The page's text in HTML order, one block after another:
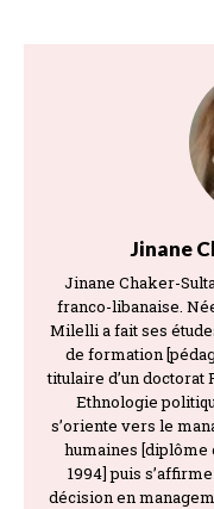
Jinane
Jinane Chaker-
franco-libanaise.
Milelli a fait ses
de formation
titulaire d’un doctorat
Ethnologie
s’oriente vers le
humaines [diplôme
1994] puis
décision en